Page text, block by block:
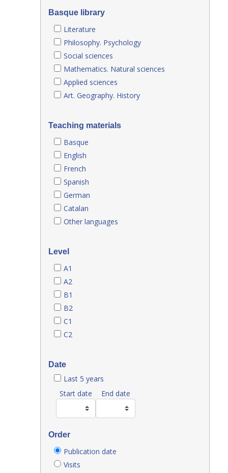
Basque library
Literature
Philosophy. Psychology
Social sciences
Mathematics. Natural sciences
Applied sciences
Art. Geography. History
Teaching materials
Basque
English
French
Spanish
German
Catalan
Other languages
Level
A1
A2
B1
B2
C1
C2
Date
Last 5 years
Start date
End date
Order
Publication date
Visits